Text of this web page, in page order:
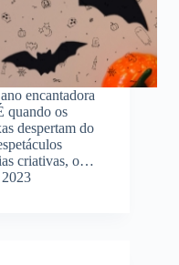
encantadora
quando os
despertam do
criativas, o…